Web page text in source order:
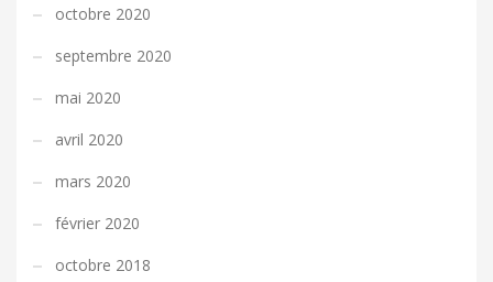
octobre 2020
septembre 2020
mai 2020
avril 2020
mars 2020
février 2020
octobre 2018